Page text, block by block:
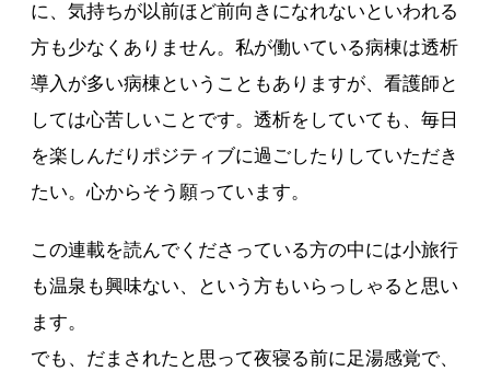
に、気持ちが以前ほど前向きになれないといわれる
方も少なくありません。私が働いている病棟は透析
導入が多い病棟ということもありますが、看護師と
しては心苦しいことです。透析をしていても、毎日
を楽しんだりポジティブに過ごしたりしていただき
たい。心からそう願っています。
この連載を読んでくださっている方の中には小旅行
も温泉も興味ない、という方もいらっしゃると思い
ます。
でも、だまされたと思って夜寝る前に足湯感覚で、